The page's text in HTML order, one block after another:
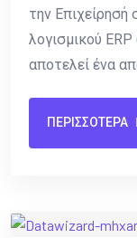
την
λογισμικού
αποτελεί ένα
ΠΕΡΙΣΣΟΤΕΡΑ